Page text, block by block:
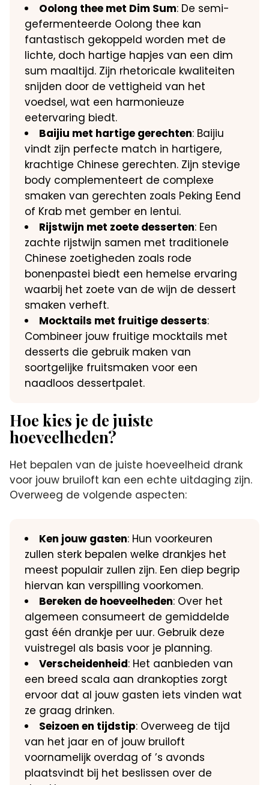
Oolong thee met Dim Sum: De semi-
gefermenteerde Oolong thee kan
fantastisch gekoppeld worden met de
lichte, doch hartige hapjes van een dim
sum maaltijd. Zijn rhetoricale kwaliteiten
snijden door de vettigheid van het
voedsel, wat een harmonieuze
eetervaring biedt.
Baijiu met hartige gerechten: Baijiu
vindt zijn perfecte match in hartigere,
krachtige Chinese gerechten. Zijn stevige
body complementeert de complexe
smaken van gerechten zoals Peking Eend
of Krab met gember en lentui.
Rijstwijn met zoete desserten: Een
zachte rijstwijn samen met traditionele
Chinese zoetigheden zoals rode
bonenpastei biedt een hemelse ervaring
waarbij het zoete van de wijn de dessert
smaken verheft.
Mocktails met fruitige desserts:
Combineer jouw fruitige mocktails met
desserts die gebruik maken van
soortgelijke fruitsmaken voor een
naadloos dessertpalet.
Hoe kies je de juiste
hoeveelheden?
Het bepalen van de juiste hoeveelheid drank
voor jouw bruiloft kan een echte uitdaging zijn.
Overweeg de volgende aspecten:
Ken jouw gasten: Hun voorkeuren
zullen sterk bepalen welke drankjes het
meest populair zullen zijn. Een diep begrip
hiervan kan verspilling voorkomen.
Bereken de hoeveelheden: Over het
algemeen consumeert de gemiddelde
gast één drankje per uur. Gebruik deze
vuistregel als basis voor je planning.
Verscheidenheid: Het aanbieden van
een breed scala aan drankopties zorgt
ervoor dat al jouw gasten iets vinden wat
ze graag drinken.
Seizoen en tijdstip: Overweeg de tijd
van het jaar en of jouw bruiloft
voornamelijk overdag of ’s avonds
plaatsvindt bij het beslissen over de